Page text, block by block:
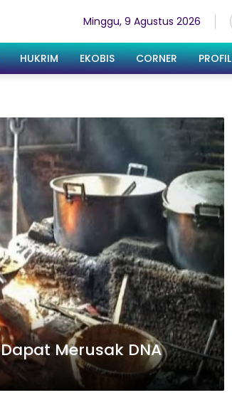
Minggu, 9 Agustus 2026
HUKRIM EKOBIS CORNER PROFIL
Merusak DNA